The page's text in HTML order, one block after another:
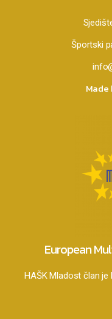
Športski
Made
European
HAŠK Mladost član je